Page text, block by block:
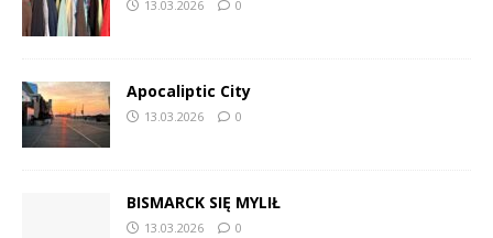
13.03.2026 0
Apocaliptic City
13.03.2026 0
BISMARCK SIĘ MYLIŁ
13.03.2026 0